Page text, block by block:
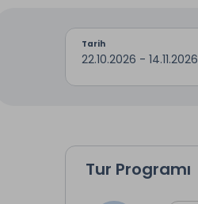
Tarih
22.10.2026 - 14.11.2026
Tur Programı